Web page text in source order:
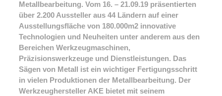
Metallbearbeitung. Vom 16. – 21.09.19 präsentierten
über 2.200 Aussteller aus 44 Ländern auf einer
Ausstellungsfläche von 180.000m2 innovative
Technologien und Neuheiten unter anderem aus den
Bereichen Werkzeugmaschinen,
Präzisionswerkzeuge und Dienstleistungen. Das
Sägen von Metall ist ein wichtiger Fertigungsschritt
in vielen Produktionen der Metallbearbeitung. Der
Werkzeughersteller AKE bietet mit seinem